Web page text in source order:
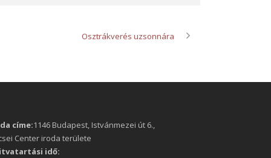
Osztrákverés uzsonnára
címe:1146 Budapest, Istvánmezei út 6.,
Center iroda területe
idő: